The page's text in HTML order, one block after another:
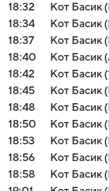
18:32
Кот Басик
18:34
Кот Басик
18:37
Кот Басик
18:40
Кот Басик
18:42
Кот Басик
18:45
Кот Басик
18:48
Кот Басик
18:50
Кот Басик
18:53
Кот Басик
18:56
Кот Басик
18:58
Кот Басик